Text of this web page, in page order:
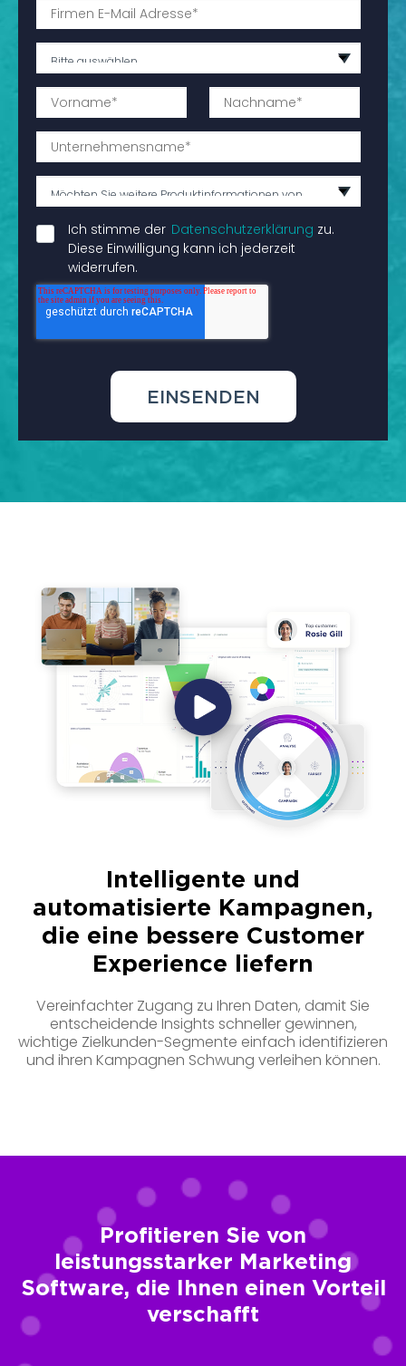
Ich stimme der Datenschutzerklärung zu.
Diese Einwilligung kann ich jederzeit
widerrufen.
Intelligente und
automatisierte Kampagnen,
die eine bessere Customer
Experience liefern
Vereinfachter Zugang zu Ihren Daten, damit Sie
entscheidende Insights schneller gewinnen,
wichtige Zielkunden-Segmente einfach identifizieren
und ihren Kampagnen Schwung verleihen können.
Profitieren Sie von
leistungsstarker Marketing
Software, die Ihnen einen Vorteil
verschafft